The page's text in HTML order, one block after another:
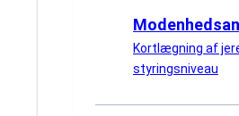
Kortlægning af
styringsniveau